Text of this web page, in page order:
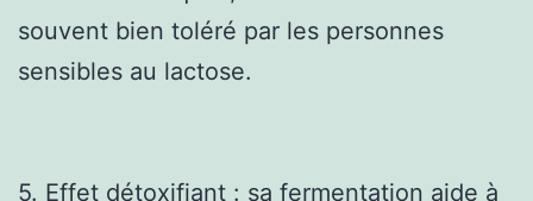
souvent bien toléré par les personnes
sensibles au lactose.
5. Effet détoxifiant : sa fermentation aide à